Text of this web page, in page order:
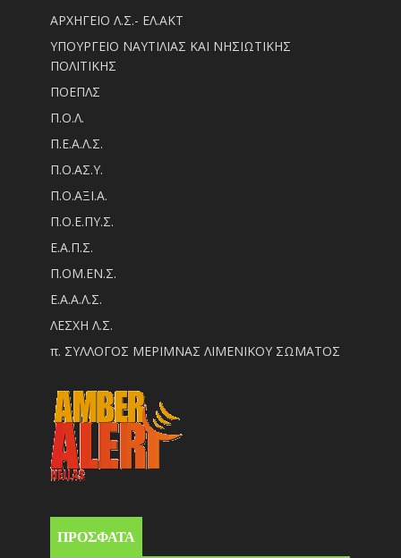
ΑΡΧΗΓΕΙΟ Λ.Σ.- ΕΛ.ΑΚΤ
ΥΠΟΥΡΓΕΙΟ ΝΑΥΤΙΛΙΑΣ ΚΑΙ ΝΗΣΙΩΤΙΚΗΣ
ΠΟΛΙΤΙΚΗΣ
ΠΟΕΠΛΣ
Π.Ο.Λ.
Π.Ε.Α.Λ.Σ.
Π.Ο.ΑΣ.Υ.
Π.Ο.ΑΞΙ.Α.
Π.Ο.Ε.ΠΥ.Σ.
Ε.Α.Π.Σ.
Π.ΟM.EN.Σ.
Ε.Α.Α.Λ.Σ.
ΛΕΣΧΗ Λ.Σ.
π. ΣΥΛΛΟΓΟΣ ΜΕΡΙΜΝΑΣ ΛΙΜΕΝΙΚΟΥ ΣΩΜΑΤΟΣ
ΠΡΟΣΦΑΤΑ